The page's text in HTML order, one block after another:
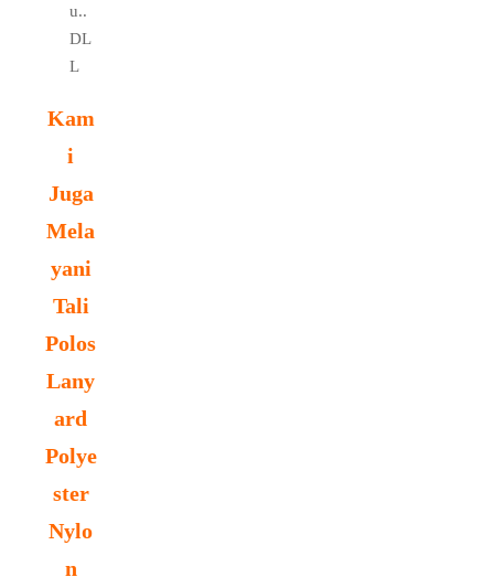
u..
DL
L
Kam
i
Juga
Mela
yani
Tali
Polos
Lany
ard
Polye
ster
Nylo
n